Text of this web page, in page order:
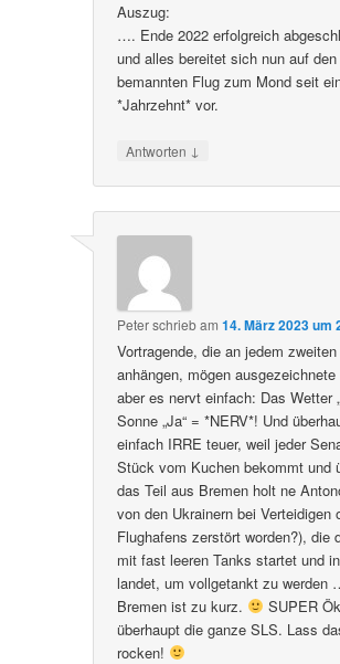
Auszug:
…. Ende 2022 erfolgreich
und alles bereitet sich nun auf
bemannten Flug zum Mond seit
*Jahrzehnt* vor.
Antworten ↓
Peterschriebam14. März 2023 um
Vortragende, die an jedem zweiten
anhängen, mögen
aber es nervt einfach: Das Wetter
Sonne „Ja“ = *NERV*! Und
einfach IRRE teuer, weil jeder
Stück vom Kuchen bekommt und
das Teil aus Bremen holt ne
von den Ukrainern bei Verteidigen
Flughafens zerstört worden?), die
mit fast leeren Tanks startet und
landet, um vollgetankt zu werden
Bremen ist zu kurz.
SUPER
überhaupt die ganze SLS. Lass
rocken!